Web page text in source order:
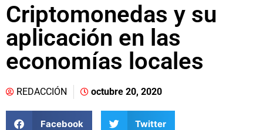
Criptomonedas y su
aplicación en las
economías locales
REDACCIÓN octubre 20, 2020
Facebook Twitter